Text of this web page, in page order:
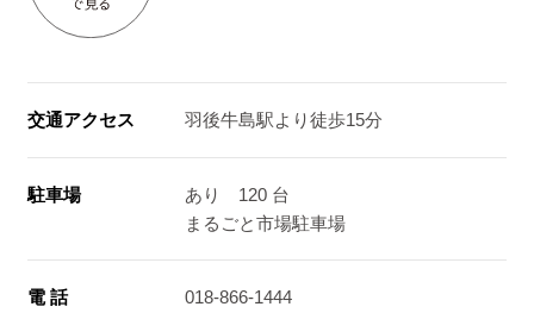
交通アクセス 羽後牛島駅より徒歩15分
駐車場
あり 120 台
まるごと市場駐車場
電 話
018-866-1444